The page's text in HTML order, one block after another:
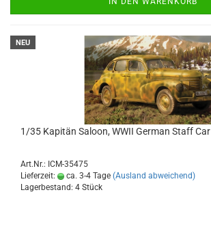
NEU
1/35 Kapitän Saloon, WWII German Staff Car
Art.Nr.: ICM-35475
Lieferzeit:
ca. 3-4 Tage (Ausland abweichend)
Lagerbestand: 4 Stück